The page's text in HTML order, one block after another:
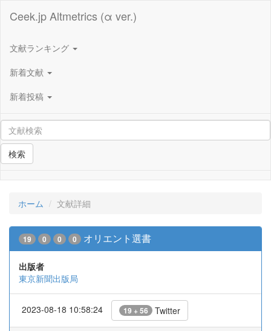
Ceek.jp Altmetrics (α ver.)
文献ランキング
新着文献
新着投稿
検索
ホーム 文献詳細
19 0 0 0 オリエント選書
出版者
東京新聞出版局
2023-08-18 10:58:24 19 + 56 Twitter